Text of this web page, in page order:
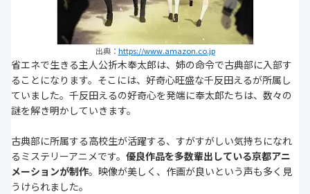
出典： https://www.amazon.co.jp
省エネで生きる主人公折木奉太郎は、姉の命令で古典部に入部す
ることになります。そこには、好奇心旺盛な千反田えるが所属し
ていました。千反田えるの好奇心を発端に奉太郎たちは、数々の
謎を解き明かしていきます。
古典部に所属する高校生が活躍する、すがすがしい気持ちになれ
るミステリーアニメです。 優良作品を多数輩出している京都アニ
メーションが制作。映像が美しく、作画が良いという声も多く見
うけられました。